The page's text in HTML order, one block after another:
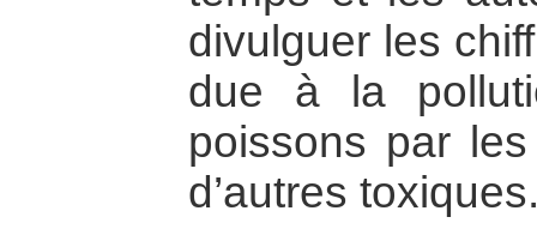
divulguer les
due à la
poissons par
d’autres